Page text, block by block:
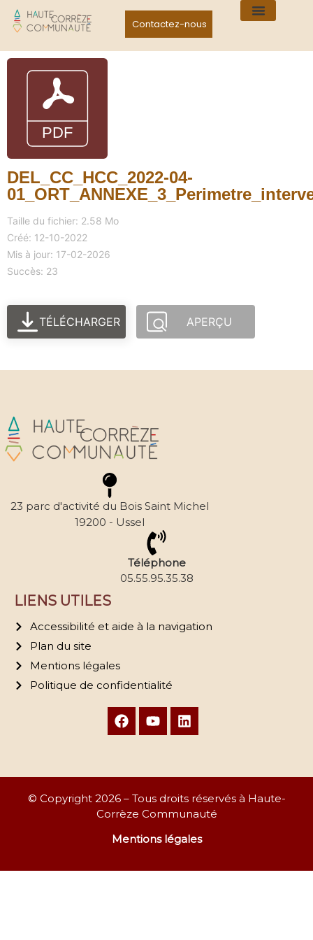
Contactez-nous
DEL_CC_HCC_2022-04-
Taille du fichier: 2.58 Mo
Créé: 12-10-2022
Mis à jour: 17-02-2026
Succès: 23
TÉLÉCHARGER APERÇU
23 parc d'activité du Bois Saint Michel
19200 - Ussel
Téléphone
05.55.95.35.38
LIENS UTILES
Accessibilité et aide à la navigation
Plan du site
Mentions légales
Politique de confidentialité
© Copyright 2026 – Tous droits réservés à Haute-
Corrèze Communauté
Mentions légales